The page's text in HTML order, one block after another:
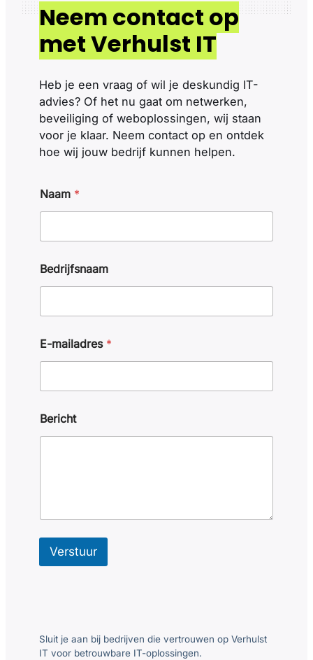
Neem contact op
met Verhulst IT
Heb je een vraag of wil je deskundig IT-
advies? Of het nu gaat om netwerken,
beveiliging of weboplossingen, wij staan
voor je klaar. Neem contact op en ontdek
hoe wij jouw bedrijf kunnen helpen.
Naam *
e
r
t
E
-
a
l
a
m
Bedrijfsnaam
E-mailadres *
Bericht
Verstuur
Sluit je aan bij bedrijven die vertrouwen op Verhulst
IT voor betrouwbare IT-oplossingen.